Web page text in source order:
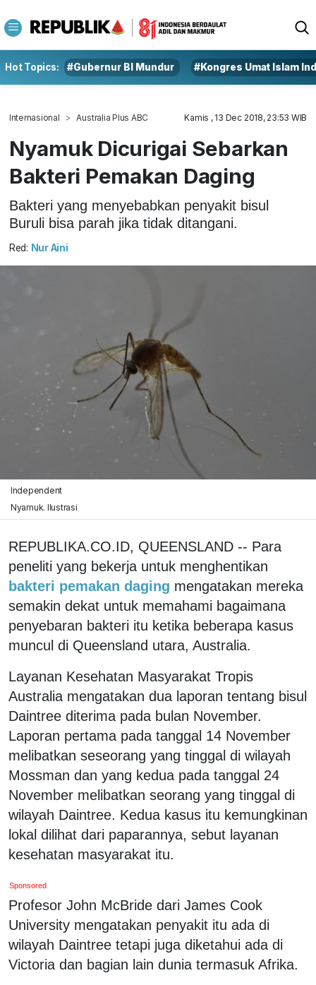
Hot Topics: #Gubernur BI Mundur #Kongres Umat Islam
Internasional Australia Plus ABC Kamis , 13 Dec 2018, 23:53 WIB
Nyamuk Dicurigai Sebarkan
Bakteri Pemakan Daging
Bakteri yang menyebabkan penyakit bisul
Buruli bisa parah jika tidak ditangani.
Red: Nur Aini
Independent
Nyamuk. Ilustrasi
REPUBLIKA.CO.ID, QUEENSLAND -- Para
peneliti yang bekerja untuk menghentikan
bakteri pemakan daging mengatakan mereka
semakin dekat untuk memahami bagaimana
penyebaran bakteri itu ketika beberapa kasus
muncul di Queensland utara, Australia.
Layanan Kesehatan Masyarakat Tropis
Australia mengatakan dua laporan tentang bisul
Daintree diterima pada bulan November.
Laporan pertama pada tanggal 14 November
melibatkan seseorang yang tinggal di wilayah
Mossman dan yang kedua pada tanggal 24
November melibatkan seorang yang tinggal di
wilayah Daintree. Kedua kasus itu kemungkinan
lokal dilihat dari paparannya, sebut layanan
kesehatan masyarakat itu.
Sponsored
Profesor John McBride dari James Cook
University mengatakan penyakit itu ada di
wilayah Daintree tetapi juga diketahui ada di
Victoria dan bagian lain dunia termasuk Afrika.